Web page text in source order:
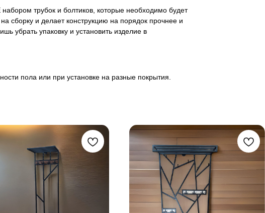
набором трубок и болтиков, которые необходимо будет
сборку и делает конструкцию на порядок прочнее и
убрать упаковку и установить изделие в
пола или при установке на разные покрытия.